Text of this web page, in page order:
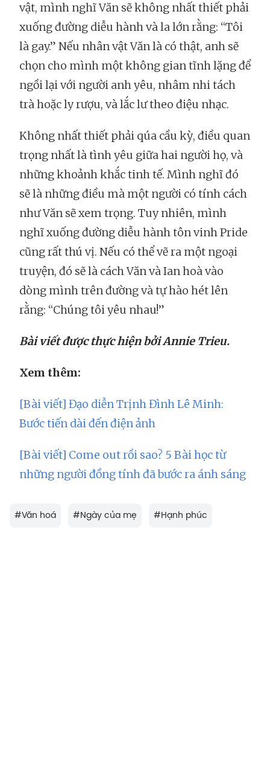
vật, mình nghĩ Văn sẽ không nhất thiết phải
xuống đường diễu hành và la lớn rằng: “Tôi
là gay.” Nếu nhân vật Văn là có thật, anh sẽ
chọn cho mình một không gian tĩnh lặng để
ngồi lại với người anh yêu, nhâm nhi tách
trà hoặc ly rượu, và lắc lư theo điệu nhạc.
Không nhất thiết phải qúa cầu kỳ, điều quan
trọng nhất là tình yêu giữa hai người họ, và
những khoảnh khắc tinh tế. Mình nghĩ đó
sẽ là những điều mà một người có tính cách
như Văn sẽ xem trọng. Tuy nhiên, mình
nghĩ xuống đường diễu hành tôn vinh Pride
cũng rất thú vị. Nếu có thể vẽ ra một ngoại
truyện, đó sẽ là cách Văn và Ian hoà vào
dòng mình trên đường và tự hào hét lên
rằng: “Chúng tôi yêu nhau!”
Bài viết được thực hiện bởi Annie Trieu.
Xem thêm:
[Bài viết] Đạo diễn Trịnh Đình Lê Minh:
Bước tiến dài đến điện ảnh
[Bài viết] Come out rồi sao? 5 Bài học từ
những người đồng tính đã bước ra ánh sáng
#Văn hoá #Ngày của mẹ #Hạnh phúc